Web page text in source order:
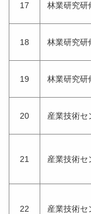
17 林業研究研
18 林業研究研
19 林業研究研
20 産業技術セ
21 産業技術セ
22 産業技術セ